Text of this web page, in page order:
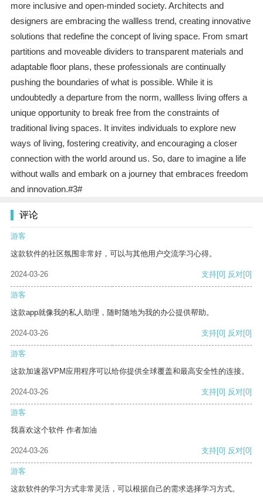
more inclusive and open-minded society. Architects and
designers are embracing the wallless trend, creating innovative
solutions that redefine the concept of living space. From smart
partitions and moveable dividers to transparent materials and
adaptable floor plans, these professionals are continually
pushing the boundaries of what is possible. While it is
undoubtedly a departure from the norm, wallless living offers a
unique opportunity to break free from the constraints of
traditional living spaces. It invites individuals to explore new
ways of living, fostering creativity, and encouraging a closer
connection with the world around us. So, dare to imagine a life
without walls and embark on a journey that embraces freedom
and innovation.#3#
评论
游客
这款软件的社区氛围非常好，可以与其他用户交流学习心得。
2024-03-26 支持[0] 反对[0]
游客
这款app就像我的私人助理，随时随地为我的办公提供帮助。
2024-03-26 支持[0] 反对[0]
游客
这款加速器VPM应用程序可以给你提供全球覆盖和最高安全性的连接。
2024-03-26 支持[0] 反对[0]
游客
我喜欢这个软件 作者加油
2024-03-26 支持[0] 反对[0]
游客
这款软件的学习方式非常灵活，可以根据自己的需求选择学习方式。